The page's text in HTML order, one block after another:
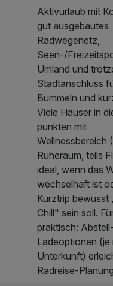
Aktivurlaub mit
gut ausgebautes
Radwegenetz,
Seen-/
Umland und
Stadtanschluss
Bummeln und
Viele Häuser in
punkten mit
Wellnessbereich
Ruheraum, teils
ideal, wenn das
wechselhaft ist
Kurztrip bewusst
Chill" sein soll.
praktisch:
Ladeoptionen (je
Unterkunft)